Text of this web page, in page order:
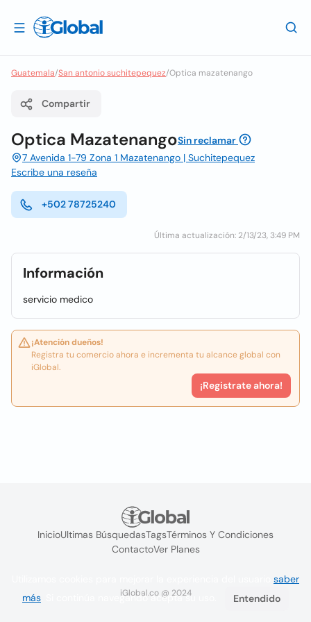
Guatemala/San antonio suchitepequez/Optica mazatenango
Compartir
Optica MazatenangoSin reclamar
7 Avenida 1-79 Zona 1 Mazatenango | Suchitepequez
Escribe una reseña
+502 78725240
Última actualización: 2/13/23, 3:49 PM
Información
servicio medico
¡Atención dueños!
Registra tu comercio ahora e incrementa tu alcance global con
iGlobal.
¡Registrate ahora!
InicioUltimas BúsquedasTagsTérminos Y Condiciones
ContactoVer Planes
iGlobal.co @ 2024
saber
más . Si continúa navegando acepta su uso. Entendido